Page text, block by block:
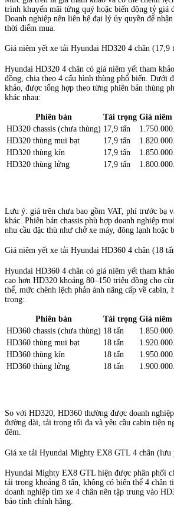
trình khuyến mãi từng quý hoặc biến động tỷ giá
Doanh nghiệp nên liên hệ đại lý ủy quyền để
thời điểm mua.
Giá niêm yết xe tải Hyundai HD320 4 chân (17,9
Hyundai HD320 4 chân có giá niêm yết tham
đồng, chia theo 4 cấu hình thùng phổ biến. Dưới
khảo, được tổng hợp theo từng phiên bản thùng
khác nhau:
Phiên bản Tải trọng Giá
HD320 chassis (chưa thùng) 17,9 tấn
HD320 thùng mui bạt
17,9 tấn
HD320 thùng kín
17,9 tấn
HD320 thùng lửng
17,9 tấn
Lưu ý: giá trên chưa bao gồm VAT, phí trước bạ
khác. Phiên bản chassis phù hợp doanh nghiệp
nhu cầu đặc thù như chở xe máy, đông lạnh hoặc
Giá niêm yết xe tải Hyundai HD360 4 chân (18
Hyundai HD360 4 chân có giá niêm yết tham
cao hơn HD320 khoảng 80–150 triệu đồng cho
thể, mức chênh lệch phản ánh nâng cấp về cabin,
trọng:
Phiên bản Tải trọng Giá
HD360 chassis (chưa thùng) 18 tấn
HD360 thùng mui bạt
18 tấn
HD360 thùng kín
18 tấn
HD360 thùng lửng
18 tấn
So với HD320, HD360 thường được doanh
đường dài, tải trọng tối đa và yêu cầu cabin tiện
đêm.
Giá xe tải Hyundai Mighty EX8 GTL 4 chân (lưu
Hyundai Mighty EX8 GTL hiện được phân phối
tải trọng khoảng 8 tấn, không có biến thể 4 chân
doanh nghiệp tìm xe 4 chân nên tập trung vào
bảo tính chính hãng.